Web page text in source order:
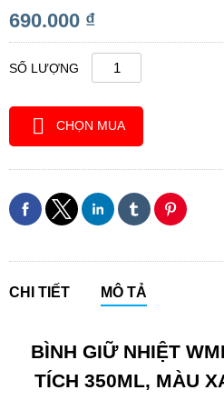
690.000 ₫
SỐ LƯỢNG
CHỌN MUA
CHI TIẾT MÔ TẢ
BÌNH GIỮ NHIỆT
TÍCH 350ML, MÀU